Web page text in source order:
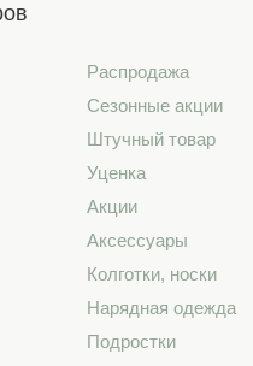
Распродажа
Сезонные акции
Штучный товар
Уценка
Акции
Аксессуары
Колготки, носки
Нарядная одежда
Подростки